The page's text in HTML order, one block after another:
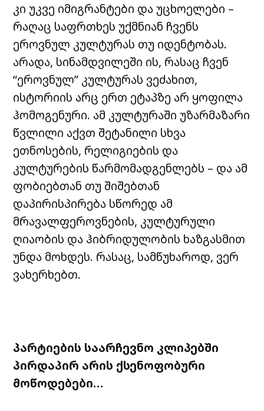
კი უკვე იმიგრანტები და უცხოელები –
რაღაც საფრთხეს უქმნიან ჩვენს
ეროვნულ კულტურას თუ იდენტობას.
არადა, სინამდვილეში ის, რასაც ჩვენ
“ეროვნულ” კულტურას ვეძახით,
ისტორიის არც ერთ ეტაპზე არ ყოფილა
ჰომოგენური. ამ კულტურაში უზარმაზარი
წვლილი აქვთ შეტანილი სხვა
ეთნოსების, რელიგიების და
კულტურების წარმომადგენლებს – და ამ
ფობიებთან თუ შიშებთან
დაპირისპირება სწორედ ამ
მრავალფეროვნების, კულტურული
ღიაობის და ჰიბრიდულობის ხაზგასმით
უნდა მოხდეს. რასაც, სამწუხაროდ, ვერ
ვახერხებთ.
პარტიების საარჩევნო კლიპებში
პირდაპირ არის ქსენოფობური
მოწოდებები…